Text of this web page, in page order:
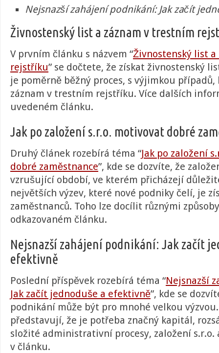
Nejsnazší zahájení podnikání: Jak začít
Živnostenský list a záznam v trestním
V prvním článku s názvem “Živnostenský list
rejstříku” se dočtete, že získat živnostenský
je poměrně běžný proces, s výjimkou
záznam v trestním rejstříku. Více dalších
uvedeném článku.
Jak po založení s.r.o. motivovat dobré
Druhý článek rozebírá téma “Jak po založení
dobré zaměstnance”, kde se dozvíte, že
vzrušující období, ve kterém přicházejí
největších výzev, které nové podniky čelí, je
zaměstnanců. Toho lze docílit různými
odkazovaném článku.
Nejsnazší zahájení podnikání: Jak začít
efektivně
Poslední příspěvek rozebírá téma “Nejsnazší
Jak začít jednoduše a efektivně”, kde se
podnikání může být pro mnohé velkou
představují, že je potřeba značný kapitál,
složité administrativní procesy, založení s.r.o.
v článku.